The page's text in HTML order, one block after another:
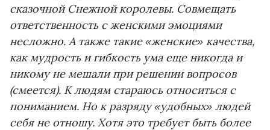
сказочной Снежной королевы. Совмещать
ответственность с женскими эмоциями
несложно. А также такие «женские» качества,
как мудрость и гибкость ума еще никогда и
никому не мешали при решении вопросов
(смеется). К людям стараюсь относиться с
пониманием. Но к разряду «удобных» людей
себя не отношу. Хотя это требует быть более